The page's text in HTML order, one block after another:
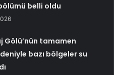
belli oldu
Gölü’nün tamamen
bazı bölgeler su